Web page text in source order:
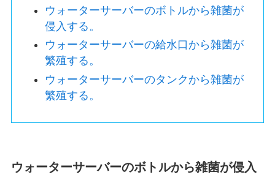
ウォーターサーバーのボトルから雑菌が
侵入する。
ウォーターサーバーの給水口から雑菌が
繁殖する。
ウォーターサーバーのタンクから雑菌が
繁殖する。
ウォーターサーバーのボトルから雑菌が侵入